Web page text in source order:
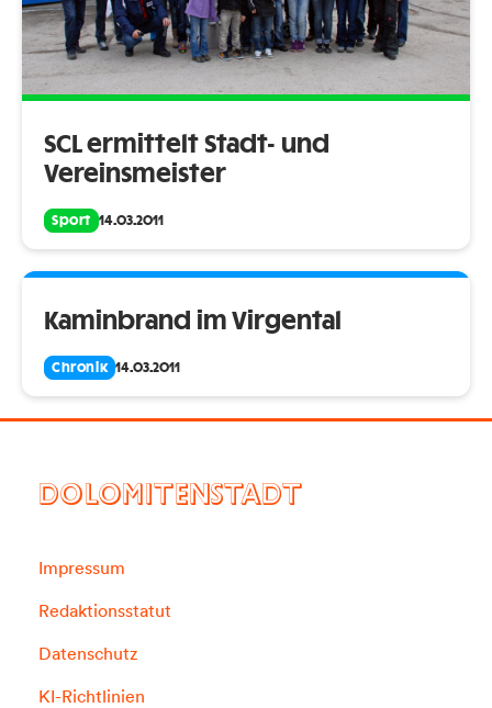
SCL ermittelt Stadt- und
Vereinsmeister
Sport 14.03.2011
Kaminbrand im Virgental
Chronik 14.03.2011
DOLOMITENSTADT
Impressum
Redaktionsstatut
Datenschutz
KI-Richtlinien